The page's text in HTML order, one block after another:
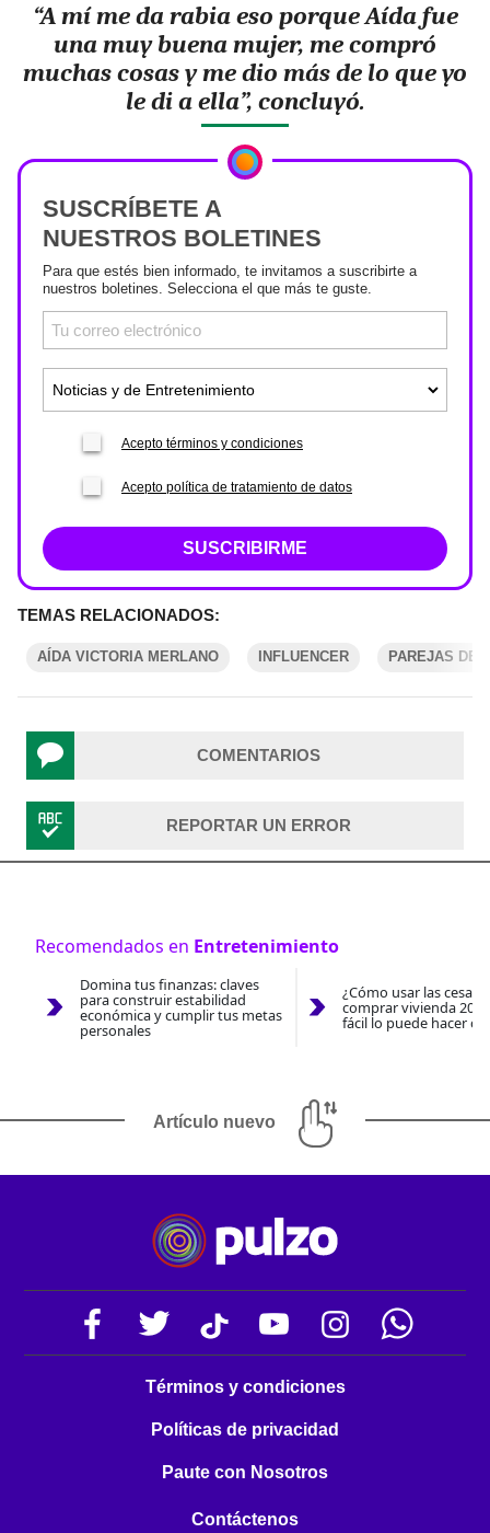
“A mí me da rabia eso porque Aída fue
una muy buena mujer, me compró
muchas cosas y me dio más de lo que yo
le di a ella”, concluyó.
SUSCRÍBETE A
NUESTROS BOLETINES
Para que estés bien informado, te invitamos a suscribirte a
nuestros boletines. Selecciona el que más te guste.
Acepto términos y condiciones
Acepto política de tratamiento de datos
SUSCRIBIRME
TEMAS RELACIONADOS:
AÍDA VICTORIA MERLANO INFLUENCER PAREJAS DE
COMENTARIOS
REPORTAR UN ERROR
Recomendados en Entretenimiento
Domina tus finanzas: claves
para construir estabilidad
económica y cumplir tus metas
personales
¿Cómo usar las
comprar vivienda
fácil lo puede hacer
Artículo nuevo
Términos y condiciones
Políticas de privacidad
Paute con Nosotros
Contáctenos